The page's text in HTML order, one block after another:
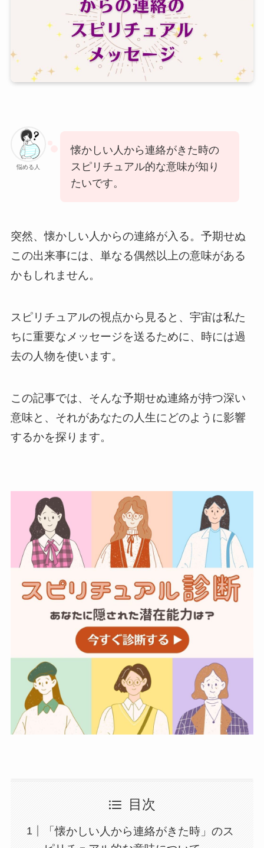
悩める人
懐かしい人から連絡がきた時の
スピリチュアル的な意味が知り
たいです。
突然、懐かしい人からの連絡が入る。予期せぬ
この出来事には、単なる偶然以上の意味がある
かもしれません。
スピリチュアルの視点から見ると、宇宙は私た
ちに重要なメッセージを送るために、時には過
去の人物を使います。
この記事では、そんな予期せぬ連絡が持つ深い
意味と、それがあなたの人生にどのように影響
するかを探ります。
目次
「懐かしい人から連絡がきた時」のス